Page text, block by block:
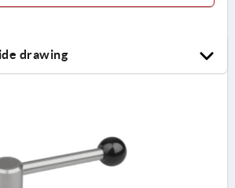
drawing